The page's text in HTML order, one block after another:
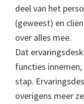
deel van het
(geweest) en
over alles mee.
Dat
functies
stap.
overigens meer